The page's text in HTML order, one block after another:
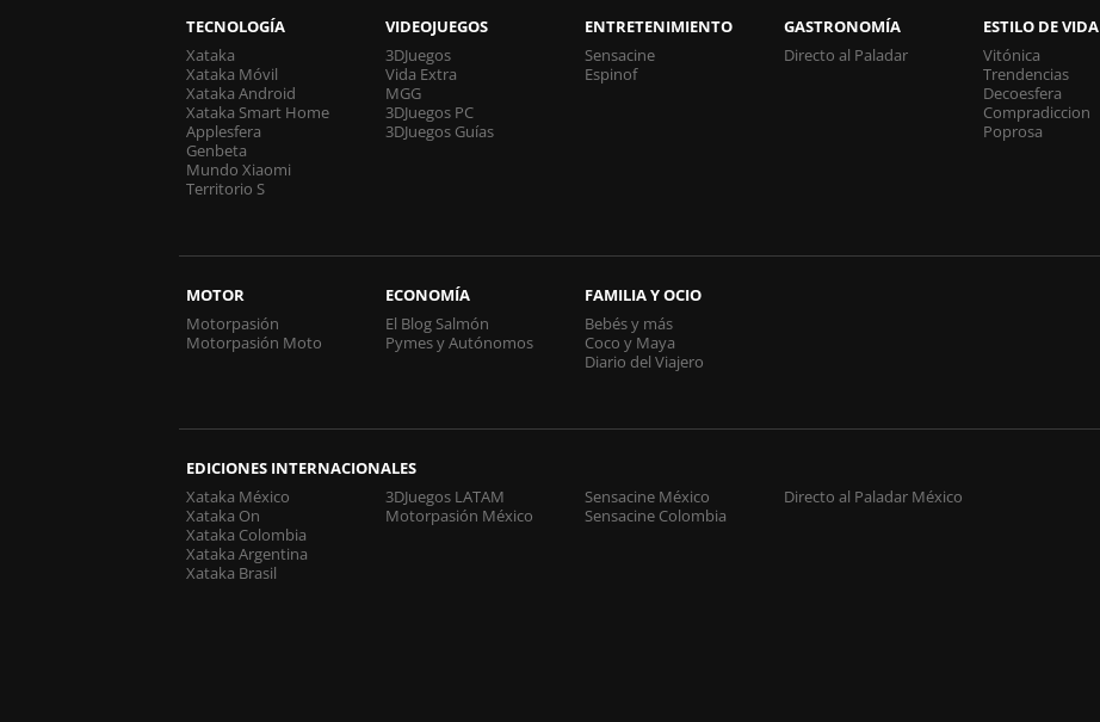
TECNOLOGÍA
Xataka
Xataka Móvil
Xataka Android
Xataka Smart Home
Applesfera
Genbeta
Mundo Xiaomi
Territorio S
VIDEOJUEGOS
3DJuegos
Vida Extra
MGG
3DJuegos PC
3DJuegos Guías
ENTRETENIMIENTO
Sensacine
Espinof
GASTRONOMÍA
Directo al Paladar
ESTILO DE VIDA
Vitónica
Trendencias
Decoesfera
Compradiccion
Poprosa
MOTOR
Motorpasión
Motorpasión Moto
ECONOMÍA
El Blog Salmón
Pymes y Autónomos
FAMILIA Y OCIO
Bebés y más
Coco y Maya
Diario del Viajero
EDICIONES INTERNACIONALES
Xataka México
Xataka On
Xataka Colombia
Xataka Argentina
Xataka Brasil
3DJuegos LATAM
Motorpasión México
Sensacine México
Sensacine Colombia
Directo al Paladar México